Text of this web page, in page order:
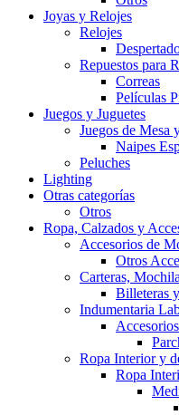
Joyas y Relojes
Relojes
Repuestos para
Correas
Películas
Juegos y Juguetes
Juegos de Mesa
Naipes
Peluches
Lighting
Otras categorías
Otros
Ropa, Calzados y
Accesorios de
Otros
Carteras,
Billeteras
Indumentaria
Ropa Interior y
Ropa